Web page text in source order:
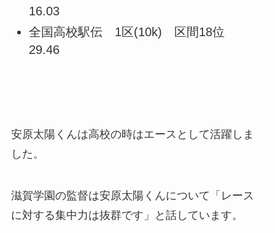
16.03
全国高校駅伝 1区(10k) 区間18位
29.46
安原太陽くんは高校の時はエースとして活躍しま
した。
滋賀学園の監督は安原太陽くんについて「レース
に対する集中力は抜群です」と話しています。